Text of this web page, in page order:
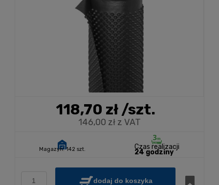
118,70 zł/szt.
146,00 zł z VAT
Magazyn: 142 szt. Czas realizacji
24 godziny
dodaj do koszyka